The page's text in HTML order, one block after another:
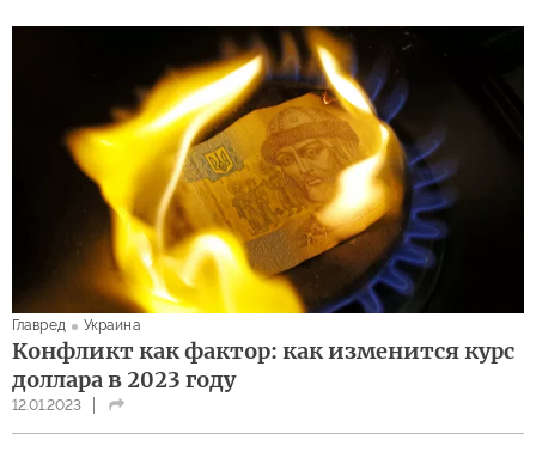
Главред Украина
Конфликт как фактор: как изменится курс
доллара в 2023 году
12.01.2023